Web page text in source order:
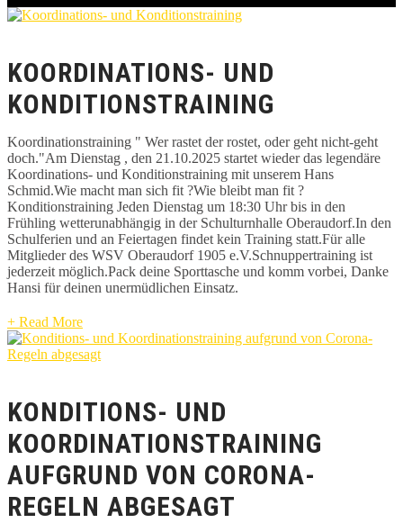
KOORDINATIONS- UND
KONDITIONSTRAINING
Koordinationstraining " Wer rastet der rostet, oder geht nicht-geht
doch."Am Dienstag , den 21.10.2025 startet wieder das legendäre
Koordinations- und Konditionstraining mit unserem Hans
Schmid.Wie macht man sich fit ?Wie bleibt man fit ?
Konditionstraining Jeden Dienstag um 18:30 Uhr bis in den
Frühling wetterunabhängig in der Schulturnhalle Oberaudorf.In den
Schulferien und an Feiertagen findet kein Training statt.Für alle
Mitglieder des WSV Oberaudorf 1905 e.V.Schnuppertraining ist
jederzeit möglich.Pack deine Sporttasche und komm vorbei, Danke
Hansi für deinen unermüdlichen Einsatz.
+ Read More
KONDITIONS- UND
KOORDINATIONSTRAINING
AUFGRUND VON CORONA-
REGELN ABGESAGT